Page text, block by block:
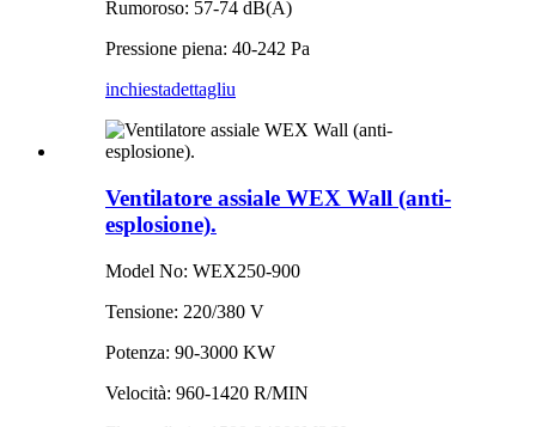
Rumoroso: 57-74 dB(A)
Pressione piena: 40-242 Pa
inchiestadettagliu
Ventilatore assiale WEX Wall (anti-
esplosione).
Model No: WEX250-900
Tensione: 220/380 V
Potenza: 90-3000 KW
Velocità: 960-1420 R/MIN